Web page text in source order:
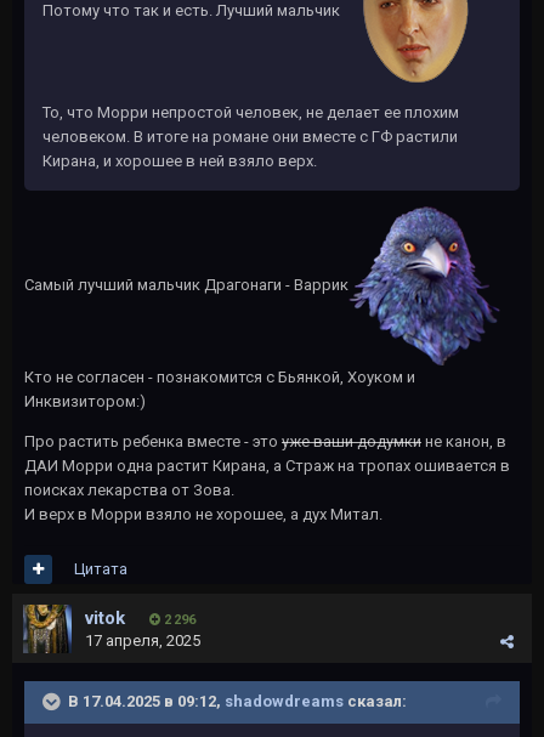
Потому что так и есть. Лучший мальчик
То, что Морри непростой человек, не делает ее плохим
человеком. В итоге на романе они вместе с ГФ растили
Кирана, и хорошее в ней взяло верх.
Самый лучший мальчик Драгонаги - Варрик
Кто не согласен - познакомится с Бьянкой, Хоуком и
Инквизитором:)
Про растить ребенка вместе - это уже ваши додумки не канон, в
ДАИ Морри одна растит Кирана, а Страж на тропах ошивается в
поисках лекарства от Зова.
И верх в Морри взяло не хорошее, а дух Митал.
Цитата
vitok 2 296
17 апреля, 2025
В 17.04.2025 в 09:12, shadowdreams сказал: